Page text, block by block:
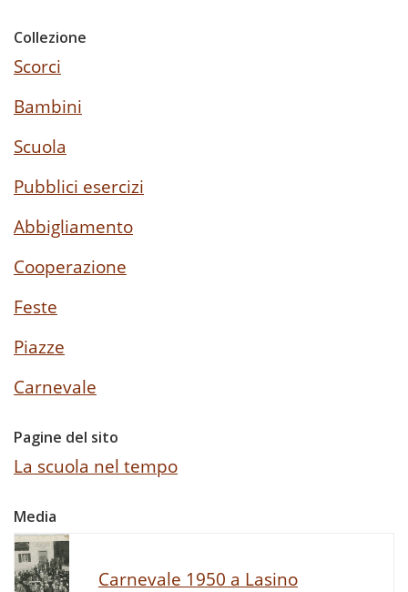
Collezione
Scorci
Bambini
Scuola
Pubblici esercizi
Abbigliamento
Cooperazione
Feste
Piazze
Carnevale
Pagine del sito
La scuola nel tempo
Media
Carnevale 1950 a Lasino